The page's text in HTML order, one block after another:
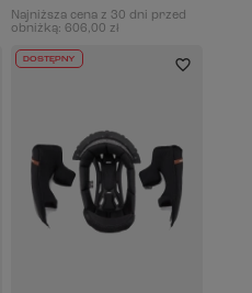
Najniższa cena z 30 dni przed
obniżką: 606,00 zł
DOSTĘPNY